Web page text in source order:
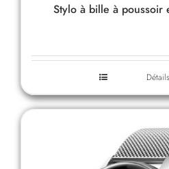
Stylo à bille à poussoir
Détails